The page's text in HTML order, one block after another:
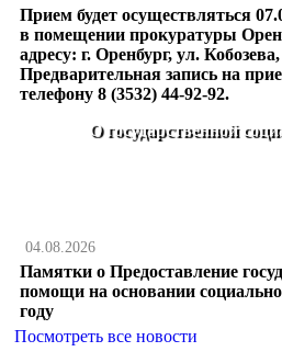
Прием будет осуществляться
в помещении прокуратуры
адресу: г. Оренбург, ул.
Предварительная запись на
телефону 8 (3532) 44-92-92.
О государственной
04.08.2026
Памятки о Предоставление
помощи на основании
году
Посмотреть все новости